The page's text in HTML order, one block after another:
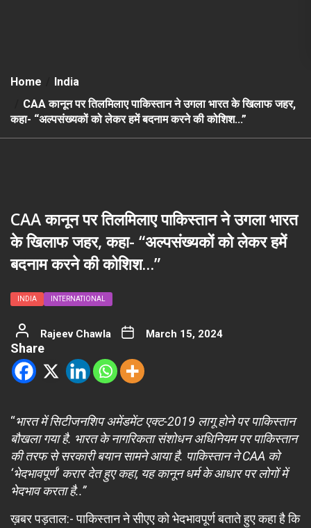
Home
India
CAA कानून पर तिलमिलाए पाकिस्तान ने उगला भारत के खिलाफ जहर,
कहा- “अल्पसंख्यकों को लेकर हमें बदनाम करने की कोशिश…”
CAA कानून पर तिलमिलाए पाकिस्तान ने उगला भारत
के खिलाफ जहर, कहा- “अल्पसंख्यकों को लेकर हमें
बदनाम करने की कोशिश…”
INDIA INTERNATIONAL
Rajeev Chawla March 15, 2024
Share
“भारत में सिटीजनशिप अमेंडमेंट एक्ट-2019 लागू होने पर पाकिस्तान
बौखला गया है. भारत के नागरिकता संशोधन अधिनियम पर पाकिस्तान
की तरफ से सरकारी बयान सामने आया है. पाकिस्तान ने CAA को
‘भेदभावपूर्ण’ करार देत हुए कहा, यह कानून धर्म के आधार पर लोगों में
भेदभाव करता है..”
ख़बर पड़ताल:- पाकिस्तान ने सीएए को भेदभावपूर्ण बताते हुए कहा है कि